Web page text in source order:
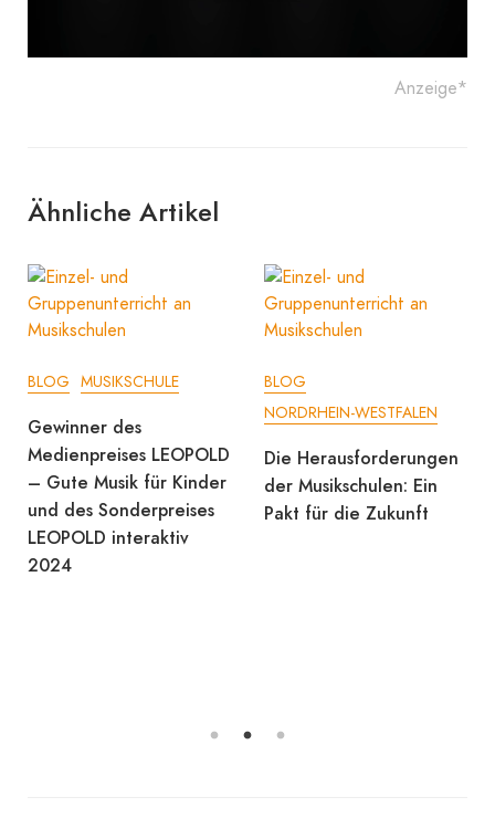
Anzeige*
Ähnliche Artikel
BLOG MUSIKSCHULE
Gewinner des
Medienpreises LEOPOLD
– Gute Musik für Kinder
und des Sonderpreises
LEOPOLD interaktiv
2024
BLOG
NORDRHEIN-WESTFALEN
Die Herausforderungen
der Musikschulen: Ein
Pakt für die Zukunft